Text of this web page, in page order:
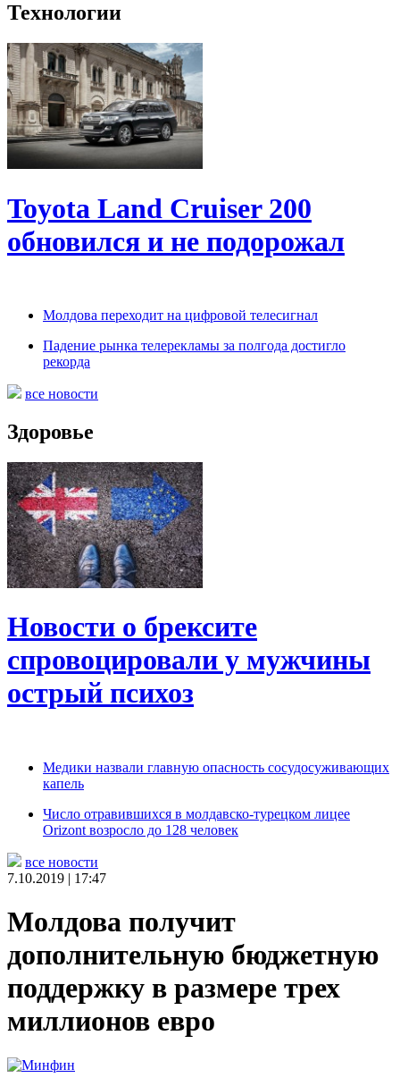
Технологии
Toyota Land Cruiser 200
обновился и не подорожал
Молдова переходит на цифровой телесигнал
Падение рынка телерекламы за полгода достигло
рекорда
все новости
Здоровье
Новости о брексите
спровоцировали у мужчины
острый психоз
Медики назвали главную опасность сосудосуживающих
капель
Число отравившихся в молдавско-турецком лицее
Orizont возросло до 128 человек
все новости
7.10.2019 | 17:47
Молдова получит
дополнительную бюджетную
поддержку в размере трех
миллионов евро